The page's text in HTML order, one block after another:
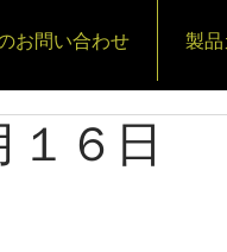
お問い合わせ 製
６日